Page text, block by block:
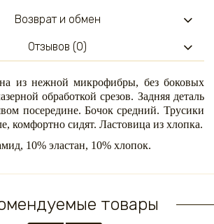
из нежной микрофибры, без боковых
обработкой срезов. Задняя деталь
посередине. Бочок средний. Трусики
комфортно сидят. Ластовица из хлопка.
10% эластан, 10% хлопок.
Возврат и обмен
Отзывов (0)
товары